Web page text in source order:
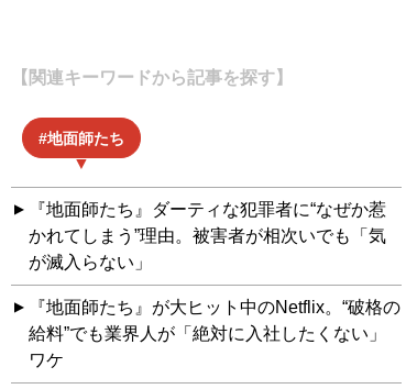
【関連キーワードから記事を探す】
地面師たち
『地面師たち』ダーティな犯罪者に“なぜか惹
かれてしまう”理由。被害者が相次いでも「気
が滅入らない」
『地面師たち』が大ヒット中のNetflix。“破格の
給料”でも業界人が「絶対に入社したくない」
ワケ